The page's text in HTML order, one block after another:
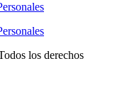
los derechos